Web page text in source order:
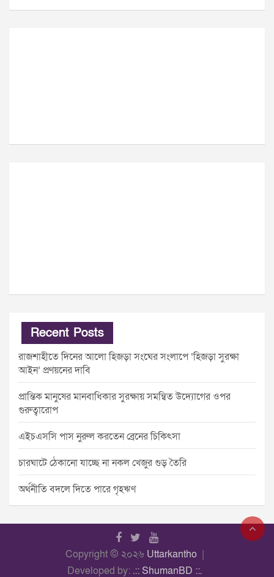
Recent Posts
রাজশাহীতে দিনের আলো হিজড়া সংঘের সংলাপে ‘হিজড়া সুরক্ষা
আইন’ প্রণয়নের দাবি
প্রান্তিক মানুষের মানবাধিকার সুরক্ষায় সমন্বিত উদ্যোগের ওপর
গুরুত্বারোপ
এইচএসসি পাস নুরুল করতেন ব্রেনের চিকিৎসা
চারঘাটে ঠেকানো যাচ্ছে না নকল খেজুর গুড় তৈরি
অর্থনীতি বদলে দিতে পারে গৃহঋণ
Copyright © ২০২৬ Uttarkantho
Developed by: .:: ShumanBD ::.